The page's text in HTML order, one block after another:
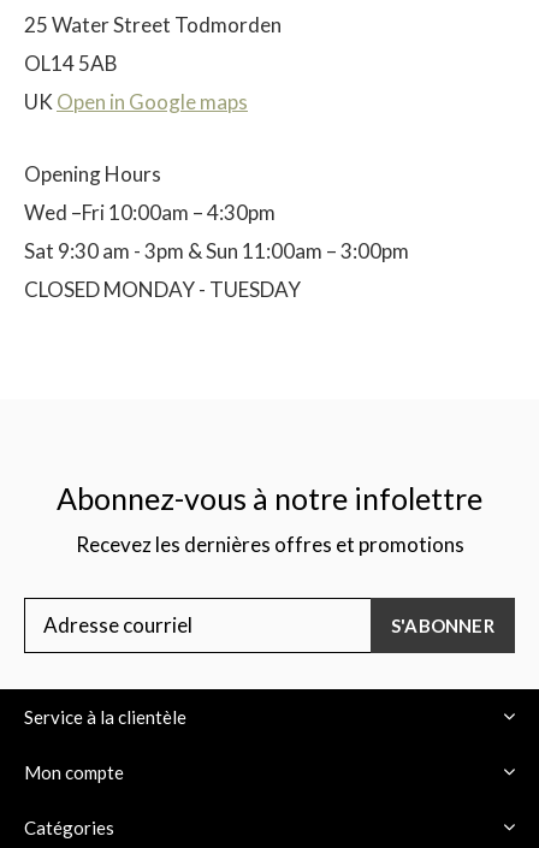
25 Water Street Todmorden
OL14 5AB
UK Open in Google maps
Opening Hours
Wed –Fri 10:00am – 4:30pm
Sat 9:30 am - 3pm & Sun 11:00am – 3:00pm
CLOSED MONDAY - TUESDAY
Abonnez-vous à notre infolettre
Recevez les dernières offres et promotions
S'ABONNER
Service à la clientèle
Mon compte
Catégories